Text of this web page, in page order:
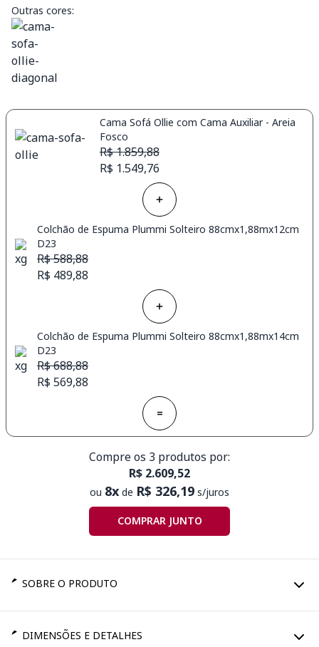
Outras cores:
Cama Sofá Ollie com Cama Auxiliar - Areia
Fosco
R$ 1.859,88
R$ 1.549,76
Colchão de Espuma Plummi Solteiro 88cmx1,88mx12cm
D23
R$ 588,88
R$ 489,88
Colchão de Espuma Plummi Solteiro 88cmx1,88mx14cm
D23
R$ 688,88
R$ 569,88
=
Compre os 3 produtos por:
R$ 2.609,52
ou 8x de R$ 326,19 s/juros
COMPRAR JUNTO
SOBRE O PRODUTO
DIMENSÕES E DETALHES